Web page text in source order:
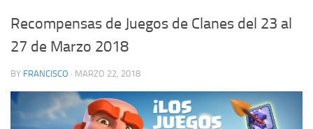
Recompensas de Juegos de Clanes del 23 al
27 de Marzo 2018
BY FRANCISCO · MARZO 22, 2018